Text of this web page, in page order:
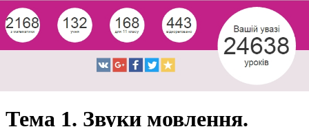
Тема 1. Звуки мовлення.